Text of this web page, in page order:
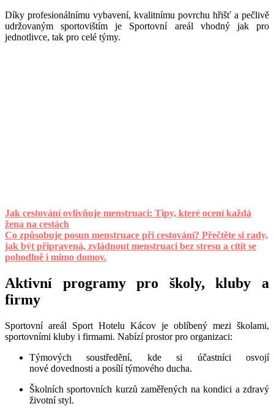
Díky profesionálnímu vybavení, kvalitnímu povrchu hřišť a pečlivě
udržovaným sportovištím je Sportovní areál vhodný jak pro
jednotlivce, tak pro celé týmy.
Jak cestování ovlivňuje menstruaci: Tipy, které ocení každá
žena na cestách
Co způsobuje posun menstruace při cestování? Přečtěte si rady,
jak být připravená, zvládnout menstruaci bez stresu a cítit se
pohodlně i mimo domov.
Aktivní programy pro školy, kluby a
firmy
Sportovní areál Sport Hotelu Kácov je oblíbený mezi školami,
sportovními kluby i firmami. Nabízí prostor pro organizaci:
Týmových soustředění, kde si účastníci osvojí
nové dovednosti a posílí týmového ducha.
Školních sportovních kurzů zaměřených na kondici a zdravý
životní styl.